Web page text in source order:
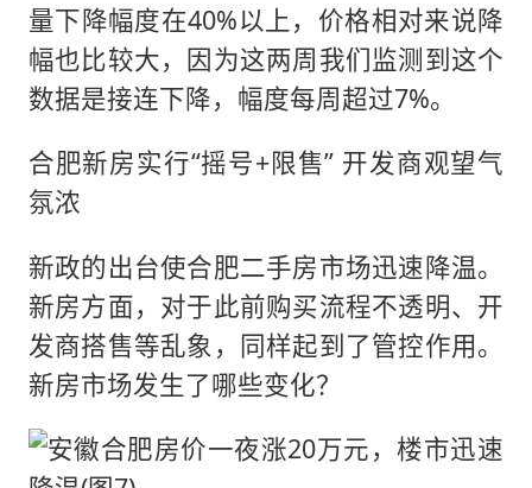
量下降幅度在40%以上，价格相对来说降
幅也比较大，因为这两周我们监测到这个
数据是接连下降，幅度每周超过7%。
合肥新房实行“摇号+限售” 开发商观望气
氛浓
新政的出台使合肥二手房市场迅速降温。
新房方面，对于此前购买流程不透明、开
发商搭售等乱象，同样起到了管控作用。
新房市场发生了哪些变化？